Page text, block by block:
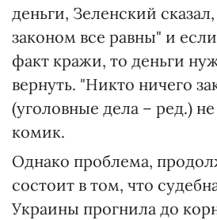
деньги, Зеленский
законом все равны" и
факт кражи, то деньги
вернуть. "Никто ничего
(уголовные дела – ред.) не
комик.
Однако проблема,
состоит в том, что
Украины прогнила до